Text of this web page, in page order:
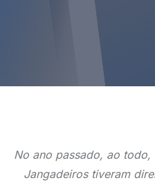
No ano passado, ao
Jangadeiros tiveram